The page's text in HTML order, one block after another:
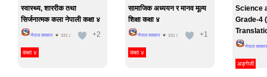
स्वास्थ्य, शाररीक तथा
सिर्जनात्मक कला नेपाली कक्षा ४
नेपाल सरकार 331 +2
कक्षा ४
सामाजिक अध्ययन र मानव मूल्य
शिक्षा कक्षा ४
नेपाल सरकार 331 +1
कक्षा ४
Science
Grade-4
नेपाल सरकार
अङ्गेजी